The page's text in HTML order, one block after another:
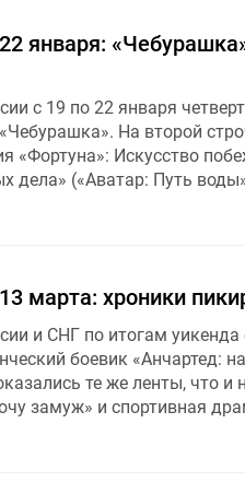
января:
c 19 по 22 января
На второй
«Фортуна»: Искусство
дела» («Аватар: Путь
марта: хроники
и СНГ по итогам
боевик «Анчартед:
те же ленты, что и
замуж» и спортивная